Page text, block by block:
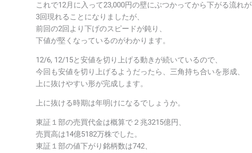
これで12月に入って23,000円の壁にぶつかってから下がる流れが
3回現れることになりましたが、
前回の2回より下げのスピードが鈍り、
下値が堅くなっているのがわかります。
12/6, 12/15と安値を切り上げる動きが続いているので、
今回も安値を切り上げるようだったら、三角持ち合いを形成、
上に抜けやすい形が完成します。
上に抜ける時期は年明けになるでしょうか。
東証１部の売買代金は概算で２兆3215億円、
売買高は14億5182万株でした。
東証１部の値下がり銘柄数は742、